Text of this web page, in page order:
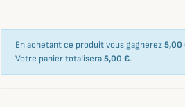
En achetant ce produit vous gagnerez5,00
Votre panier totalisera5,00 €.